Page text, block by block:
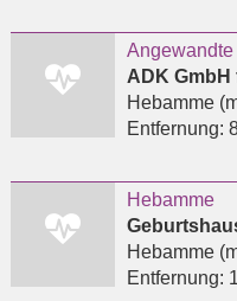
ADK
Hebamme
Entfernung:
Hebamme
Hebamme
Entfernung: